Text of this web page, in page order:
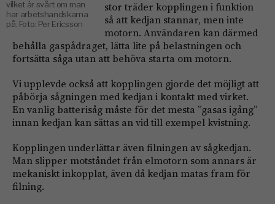
vilket är svårt om man
har arbetshandskarna
på. Foto: Per Ericsson
stor träder kopplingen i funktion
så att kedjan stannar, men inte
motorn. Användaren kan därmed
behålla gaspådraget, lätta lite på belastningen och
fortsätta såga utan att behöva starta om motorn.
Vi upplevde också att kopplingen gjorde det möjligt att
påbörja sågningen med kedjan i kontakt med virket.
En vanlig batterisåg måste för det mesta ”gasas igång”
innan kedjan kan sättas an vid till exempel kvistning.
Kopplingen underlättar även filningen av sågkedjan.
Man slipper motståndet från elmotorn som annars är
mekaniskt inkopplat, även då kedjan matas fram för
filning.